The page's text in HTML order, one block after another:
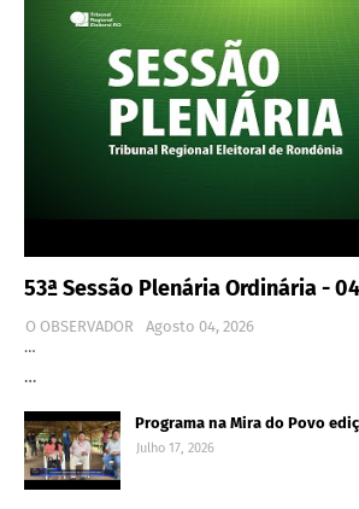
53ª Sessão Plenária Ordinária -
O OBSERVADOR
Agosto 04, 2026
…
…
Programa na Mira do Povo
Julho 17, 2026